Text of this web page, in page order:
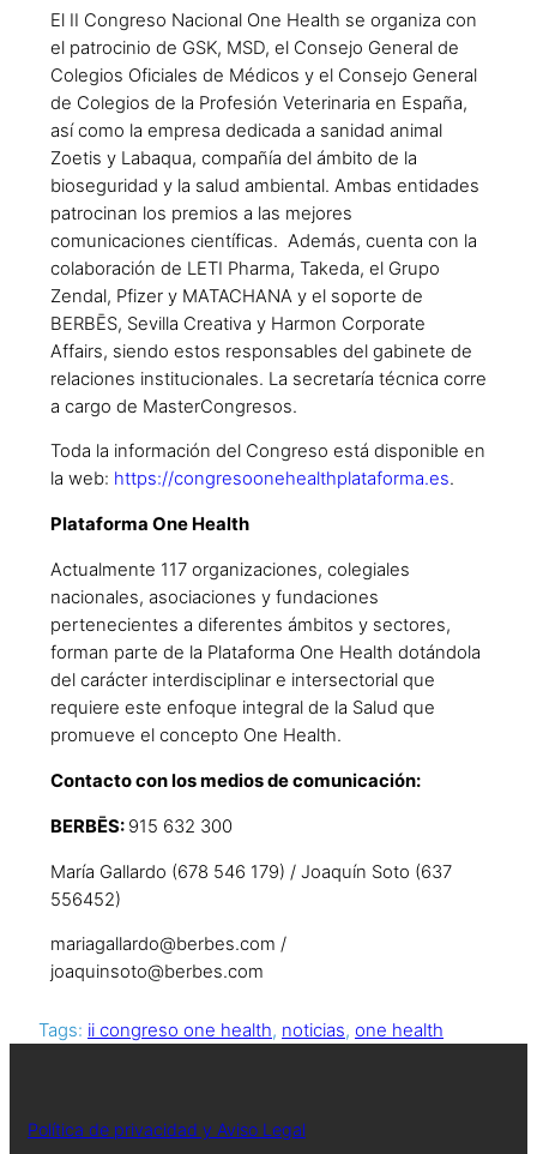
El II Congreso Nacional One Health se organiza con
el patrocinio de GSK, MSD, el Consejo General de
Colegios Oficiales de Médicos y el Consejo General
de Colegios de la Profesión Veterinaria en España,
así como la empresa dedicada a sanidad animal
Zoetis y Labaqua, compañía del ámbito de la
bioseguridad y la salud ambiental. Ambas entidades
patrocinan los premios a las mejores
comunicaciones científicas. Además, cuenta con la
colaboración de LETI Pharma, Takeda, el Grupo
Zendal, Pfizer y MATACHANA y el soporte de
BERBĒS, Sevilla Creativa y Harmon Corporate
Affairs, siendo estos responsables del gabinete de
relaciones institucionales. La secretaría técnica corre
a cargo de MasterCongresos.
Toda la información del Congreso está disponible en
la web: https://congresoonehealthplataforma.es.
Plataforma One Health
Actualmente 117 organizaciones, colegiales
nacionales, asociaciones y fundaciones
pertenecientes a diferentes ámbitos y sectores,
forman parte de la Plataforma One Health dotándola
del carácter interdisciplinar e intersectorial que
requiere este enfoque integral de la Salud que
promueve el concepto One Health.
Contacto con los medios de comunicación:
BERBĒS: 915 632 300
María Gallardo (678 546 179) / Joaquín Soto (637
556452)
mariagallardo@berbes.com /
joaquinsoto@berbes.com
Tags: ii congreso one health, noticias, one health
Política de privacidad y Aviso Legal